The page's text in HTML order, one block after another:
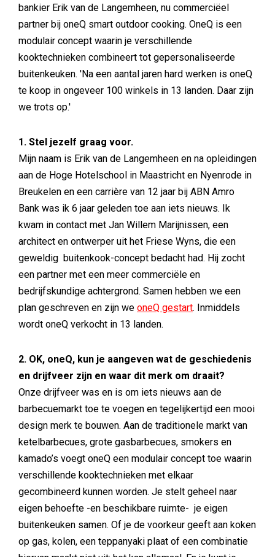
bankier Erik van de Langemheen, nu commerciëel
partner bij oneQ smart outdoor cooking. OneQ is een
modulair concept waarin je verschillende
kooktechnieken combineert tot gepersonaliseerde
buitenkeuken. 'Na een aantal jaren hard werken is oneQ
te koop in ongeveer 100 winkels in 13 landen. Daar zijn
we trots op.'
1. Stel jezelf graag voor.
Mijn naam is Erik van de Langemheen en na opleidingen
aan de Hoge Hotelschool in Maastricht en Nyenrode in
Breukelen en een carrière van 12 jaar bij ABN Amro
Bank was ik 6 jaar geleden toe aan iets nieuws. Ik
kwam in contact met Jan Willem Marijnissen, een
architect en ontwerper uit het Friese Wyns, die een
geweldig buitenkook-concept bedacht had. Hij zocht
een partner met een meer commerciële en
bedrijfskundige achtergrond. Samen hebben we een
plan geschreven en zijn we oneQ gestart. Inmiddels
wordt oneQ verkocht in 13 landen.
2. OK, oneQ, kun je aangeven wat de geschiedenis
en drijfveer zijn en waar dit merk om draait?
Onze drijfveer was en is om iets nieuws aan de
barbecuemarkt toe te voegen en tegelijkertijd een mooi
design merk te bouwen. Aan de traditionele markt van
ketelbarbecues, grote gasbarbecues, smokers en
kamado’s voegt oneQ een modulair concept toe waarin
verschillende kooktechnieken met elkaar
gecombineerd kunnen worden. Je stelt geheel naar
eigen behoefte -en beschikbare ruimte- je eigen
buitenkeuken samen. Of je de voorkeur geeft aan koken
op gas, kolen, een teppanyaki plaat of een combinatie